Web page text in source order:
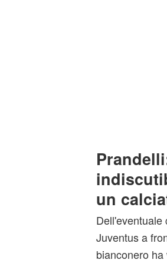
un
Dell'eventuale
Juventus a
bianconero